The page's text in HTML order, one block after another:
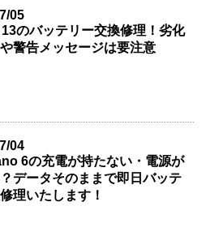
05
のバッテリー交換修理！劣化
警告メッセージは要注意
04
6の充電が持たない・電源が
データそのままで即日バッテ
理いたします！